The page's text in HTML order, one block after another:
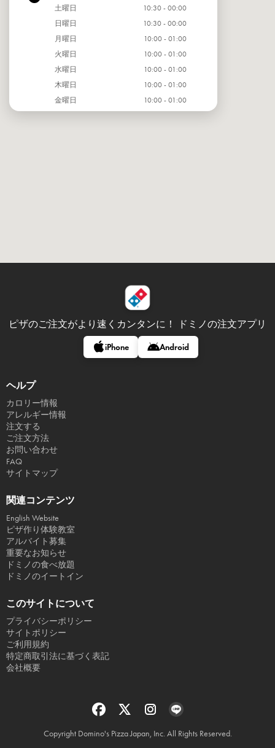
土曜日
10:30 - 00:00
日曜日
10:30 - 00:00
月曜日
10:00 - 01:00
火曜日
10:00 - 01:00
水曜日
10:00 - 01:00
木曜日
10:00 - 01:00
金曜日
10:00 - 01:00
ピザのご注文がより速くカンタンに！ ドミノの注文アプリ
iPhone Android
ヘルプ
カロリー情報
アレルギー情報
注文する
ご注文方法
お問い合わせ
FAQ
サイトマップ
関連コンテンツ
English Website
ピザ作り体験教室
アルバイト募集
重要なお知らせ
ドミノの食べ放題
ドミノのイートイン
このサイトについて
プライバシーポリシー
サイトポリシー
ご利用規約
特定商取引法に基づく表記
会社概要
Copyright Domino's Pizza Japan, Inc. All Rights Reserved.